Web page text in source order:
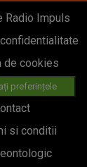
Radio Impuls
de cookies
preferințele
si conditii